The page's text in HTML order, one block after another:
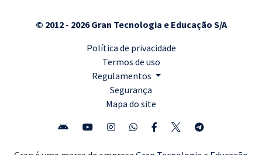
© 2012 - 2026 Gran Tecnologia e Educação S/A
Política de privacidade
Termos de uso
Regulamentos
Segurança
Mapa do site